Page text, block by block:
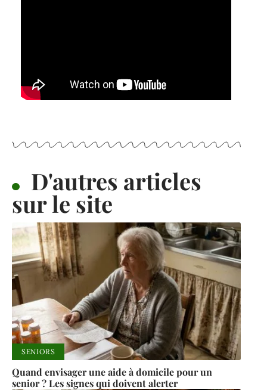
D'autres articles
sur le site
SENIORS
Quand envisager une aide à domicile pour un
senior ? Les signes qui doivent alerter